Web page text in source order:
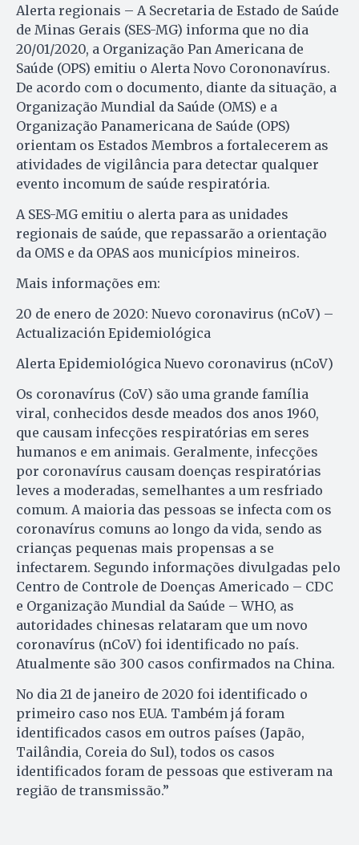
Alerta regionais – A Secretaria de Estado de Saúde
de Minas Gerais (SES-MG) informa que no dia
20/01/2020, a Organização Pan Americana de
Saúde (OPS) emitiu o Alerta Novo Corononavírus.
De acordo com o documento, diante da situação, a
Organização Mundial da Saúde (OMS) e a
Organização Panamericana de Saúde (OPS)
orientam os Estados Membros a fortalecerem as
atividades de vigilância para detectar qualquer
evento incomum de saúde respiratória.
A SES-MG emitiu o alerta para as unidades
regionais de saúde, que repassarão a orientação
da OMS e da OPAS aos municípios mineiros.
Mais informações em:
20 de enero de 2020: Nuevo coronavirus (nCoV) –
Actualización Epidemiológica
Alerta Epidemiológica Nuevo coronavirus (nCoV)
Os coronavírus (CoV) são uma grande família
viral, conhecidos desde meados dos anos 1960,
que causam infecções respiratórias em seres
humanos e em animais. Geralmente, infecções
por coronavírus causam doenças respiratórias
leves a moderadas, semelhantes a um resfriado
comum. A maioria das pessoas se infecta com os
coronavírus comuns ao longo da vida, sendo as
crianças pequenas mais propensas a se
infectarem. Segundo informações divulgadas pelo
Centro de Controle de Doenças Americado – CDC
e Organização Mundial da Saúde – WHO, as
autoridades chinesas relataram que um novo
coronavírus (nCoV) foi identificado no país.
Atualmente são 300 casos confirmados na China.
No dia 21 de janeiro de 2020 foi identificado o
primeiro caso nos EUA. Também já foram
identificados casos em outros países (Japão,
Tailândia, Coreia do Sul), todos os casos
identificados foram de pessoas que estiveram na
região de transmissão.”